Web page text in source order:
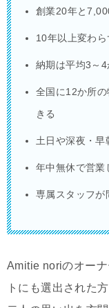
創業20年と
10年以上変わ
納期は平均3～
全国に12か所
きる
土日や深夜・早
年中無休で営業
専属スタッフが
Amitie noriのオー
トにも選出された